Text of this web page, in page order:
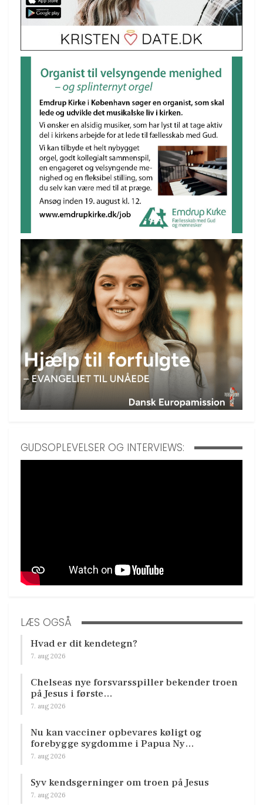
GUDSOPLEVELSER OG INTERVIEWS:
LÆS OGSÅ
Hvad er dit kendetegn?
7. aug 2026
Chelseas nye forsvarsspiller bekender troen
på Jesus i første…
7. aug 2026
Nu kan vacciner opbevares køligt og
forebygge sygdomme i Papua Ny…
7. aug 2026
Syv kendsgerninger om troen på Jesus
7. aug 2026